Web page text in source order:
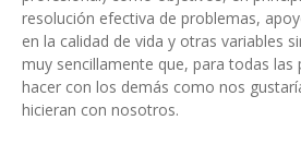
resolución efectiva de problemas,
en la calidad de vida y otras variables
muy sencillamente que, para todas las
hacer con los demás como nos
hicieran con nosotros.